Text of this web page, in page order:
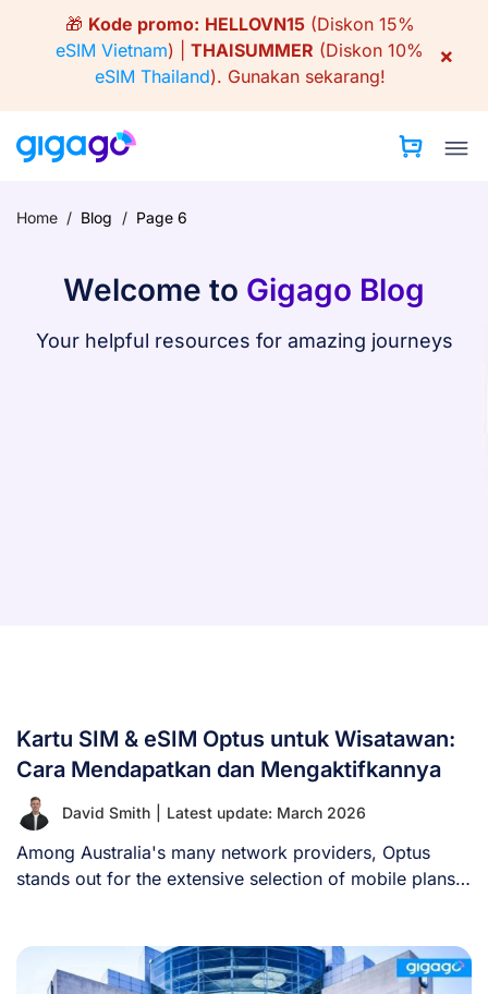
🎁 Kode promo: HELLOVN15(Diskon 15%
eSIM Vietnam) | THAISUMMER (Diskon 10%
eSIM Thailand). Gunakan sekarang!
×
Home / Blog / Page 6
Welcome to Gigago Blog
Your helpful resources for amazing journeys
Kartu SIM & eSIM Optus untuk Wisatawan:
Cara Mendapatkan dan Mengaktifkannya
David Smith Latest update: March 2026
Among Australia's many network providers, Optus
stands out for the extensive selection of mobile plans